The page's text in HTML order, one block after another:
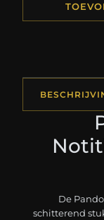
De
schitterend